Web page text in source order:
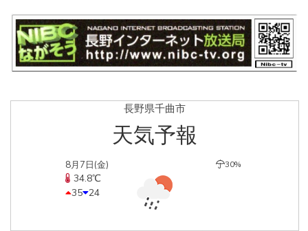
長野県千曲市
天気予報
8月7日(金)
34.8℃
35 24
30%